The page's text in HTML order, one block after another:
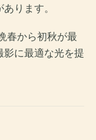
ります。
春から初秋が最
影に最適な光を提